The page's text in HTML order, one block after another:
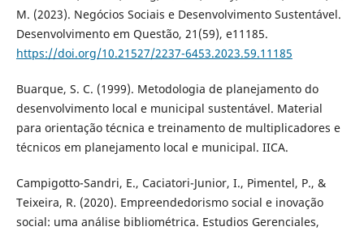
M. (2023). Negócios Sociais e Desenvolvimento Sustentável.
Desenvolvimento em Questão, 21(59), e11185.
https://doi.org/10.21527/2237-6453.2023.59.11185
Buarque, S. C. (1999). Metodologia de planejamento do
desenvolvimento local e municipal sustentável. Material
para orientação técnica e treinamento de multiplicadores e
técnicos em planejamento local e municipal. IICA.
Campigotto-Sandri, E., Caciatori-Junior, I., Pimentel, P., &
Teixeira, R. (2020). Empreendedorismo social e inovação
social: uma análise bibliométrica. Estudios Gerenciales,